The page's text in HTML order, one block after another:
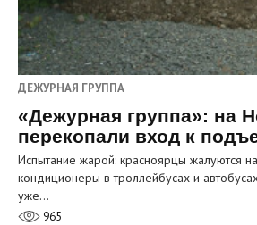
ДЕЖУРНАЯ ГРУППА
«Дежурная группа»: на
перекопали вход к
Испытание жарой: красноярцы жалуются
кондиционеры в троллейбусах и
уже…
965